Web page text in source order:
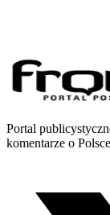
Portal
komentarze o